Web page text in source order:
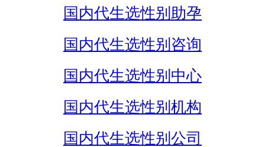
国内代生选性别助孕
国内代生选性别咨询
国内代生选性别中心
国内代生选性别机构
国内代生选性别公司